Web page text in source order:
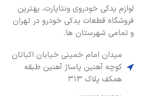
لوازم یدکی خودروی ونتاپارت، بهترین
فروشگاه قطعات یدکی خودرو در تهران
و تمامی شهرستان ها.
میدان امام خمینی خیابان اکباتان
کوچه آهنین پاساژ آهنین طبقه
همکف پلاک ۳۱۳